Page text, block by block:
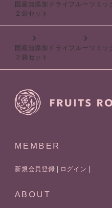
国産無添加ドライフルーツミッ
２袋セット
国産無添加ドライフルーツミッ
２袋セット
MEMBER
新規会員登録 ログイン
ABOUT